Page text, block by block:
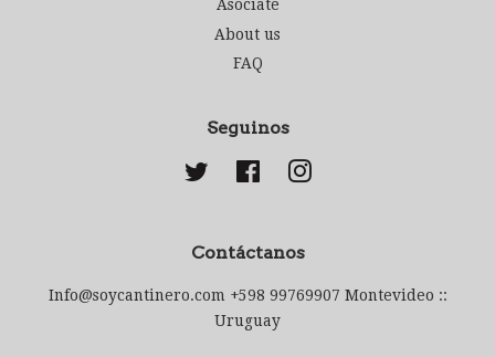
Asociate
About us
FAQ
Seguinos
Twitter FacebookInstagram
Contáctanos
Info@soycantinero.com +598 99769907 Montevideo ::
Uruguay